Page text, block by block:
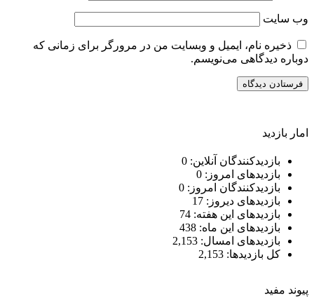
وب‌ سایت
ذخیره نام، ایمیل و وبسایت من در مرورگر برای زمانی که
دوباره دیدگاهی می‌نویسم.
امار بازدید
بازدیدکنندگان آنلاین: 0
بازدیدهای امروز: 0
بازدیدکنندگان امروز: 0
بازدیدهای دیروز: 17
بازدیدهای این هفته: 74
بازدیدهای این ماه: 438
بازدیدهای امسال: 2,153
کل بازدیدها: 2,153
پیوند مفید